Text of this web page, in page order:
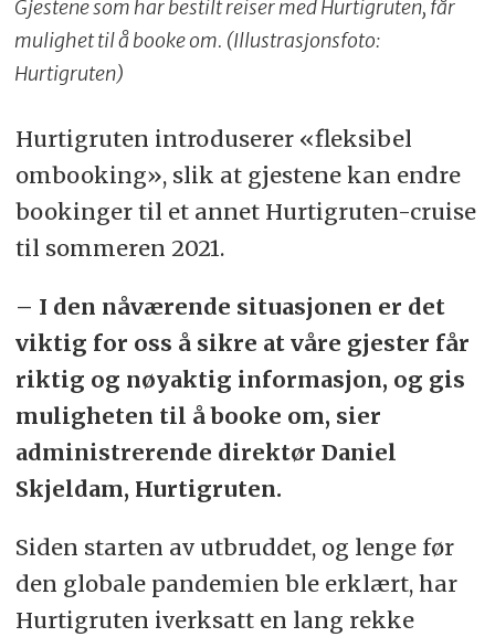
Gjestene som har bestilt reiser med Hurtigruten, får
mulighet til å booke om. (Illustrasjonsfoto:
Hurtigruten)
Hurtigruten introduserer «fleksibel
ombooking», slik at gjestene kan endre
bookinger til et annet Hurtigruten-cruise
til sommeren 2021.
– I den nåværende situasjonen er det
viktig for oss å sikre at våre gjester får
riktig og nøyaktig informasjon, og gis
muligheten til å booke om, sier
administrerende direktør Daniel
Skjeldam, Hurtigruten.
Siden starten av utbruddet, og lenge før
den globale pandemien ble erklært, har
Hurtigruten iverksatt en lang rekke